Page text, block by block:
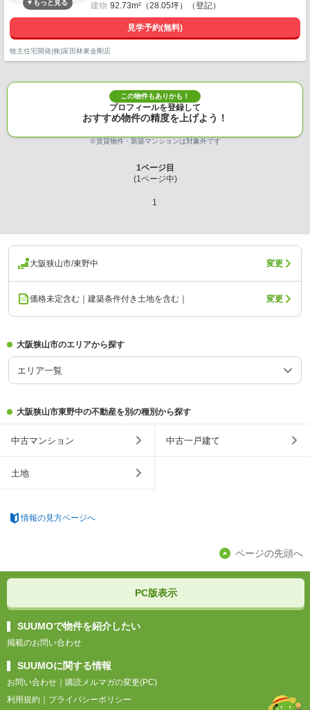
建物 92.73m²（28.05坪）（登記）
見学予約(無料)
牧主住宅開発(株)富田林東金剛店
この物件もありかも！
プロフィールを登録して
おすすめ物件の精度を上げよう！
※賃貸物件・新築マンションは対象外です
1ページ目
(1ページ中)
1
大阪狭山市/東野中 変更
価格未定含む｜建築条件付き土地を含む｜ 変更
大阪狭山市のエリアから探す
エリア一覧
大阪狭山市東野中の不動産を別の種別から探す
中古マンション 中古一戸建て
土地
情報の見方ページへ
ページの先頭へ
PC版表示
SUUMOで物件を紹介したい
掲載のお問い合わせ
SUUMOに関する情報
お問い合わせ
購読メルマガの変更(PC)
利用規約
プライバシーポリシー